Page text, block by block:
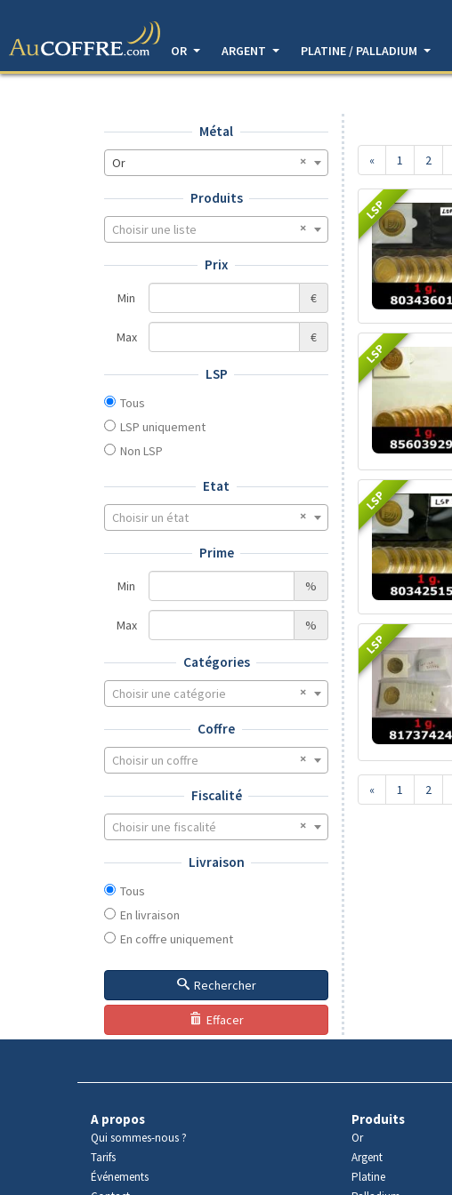
OR
ARGENT PLATINE / PALLADIUM
Métal
Or
Produits
Choisir une liste
Prix
Min €
Max €
LSP
Tous
LSP uniquement
Non LSP
Etat
Choisir un état
Prime
Min %
Max %
Catégories
Choisir une catégorie
Coffre
Choisir un coffre
Fiscalité
Choisir une fiscalité
Livraison
Tous
En livraison
En coffre uniquement
Rechercher
Effacer
« 1 2
LSP
LSP
LSP
LSP
« 1 2
A propos
Qui sommes-nous ?
Tarifs
Événements
Produits
Or
Argent
Platine